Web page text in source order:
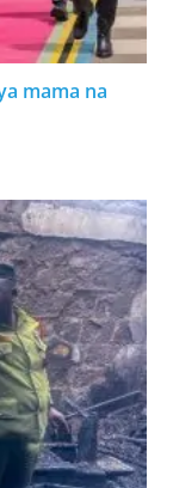
mama na